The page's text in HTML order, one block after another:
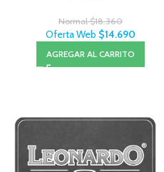
Normal$18.360
Oferta Web $14.690
AGREGAR AL CARRITO